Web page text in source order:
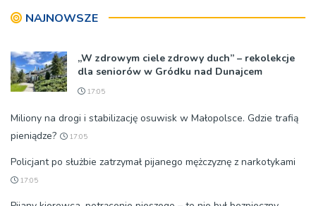
NAJNOWSZE
„W zdrowym ciele zdrowy duch” – rekolekcje
dla seniorów w Gródku nad Dunajcem
17:05
Miliony na drogi i stabilizację osuwisk w Małopolsce. Gdzie trafią
pieniądze?
17:05
Policjant po służbie zatrzymał pijanego mężczyznę z narkotykami
17:05